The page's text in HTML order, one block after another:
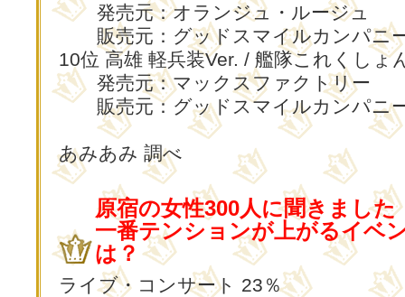
発売元：オランジュ・ルージュ
販売元：グッドスマイルカンパニ
10位 高雄 軽兵装Ver. / 艦隊これくしょ
発売元：マックスファクトリー
販売元：グッドスマイルカンパニ
あみあみ 調べ
原宿の女性300人に聞きました
一番テンションが上がるイベ
は？
ライブ・コンサート 23％